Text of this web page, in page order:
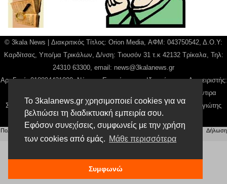
Το 3kalanews.gr χρησιμοποιεί cookies για να
βελτιώσει τη διαδικτυακή εμπειρία σου.
Εφόσον συνεχίσεις, συμφωνείς με την χρήση
των cookies από εμάς. Μάθε περισσότερα
Συμφωνώ
© 3kala News | Διακριτικός Τίτλος: Orion Media, ΑΦΜ: 043750542, Δ.Ο.Υ:
Καρδίτσας, Υπο/μα Τρικάλων, Δ/νση: Τιουσόν 31 τ.κ 42132 Τρίκαλα, Τηλ:
24310 63300, email: news@3kalanews.gr
Αρ. Γεμή: 018804431000, Νόμιμος Εκπρόσωπος, Ιδιοκτήτης και Διαχειριστής:
Παναγιώτης Φιλίππου, Διευθύντρια: Γιαννουσά Βασιλική, Διευθύντιρα
Σύνταξης: Μπαλαμπάνη Βασιλική. Δικαιούχος domain name Παναγιώτης
Φιλίππου
Πολιτική απορρήτου Αίτηση Διαχείρισης Προσωπικών Δεδομένων |Όροι χρήσης
Δήλωση
Συμμόρφωσης